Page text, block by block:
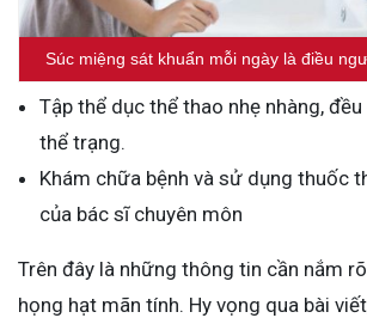
Súc miệng sát khuẩn mỗi ngày là điều
Tập thể dục thể thao nhẹ nhàng,
thể trạng.
Khám chữa bệnh và sử dụng thuốc
của bác sĩ chuyên môn
Trên đây là những thông tin cần nắm
họng hạt mãn tính. Hy vọng qua bài